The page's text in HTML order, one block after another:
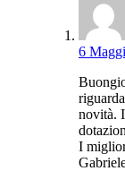
6
novità.
I